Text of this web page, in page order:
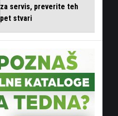
za servis, preverite teh
pet stvari